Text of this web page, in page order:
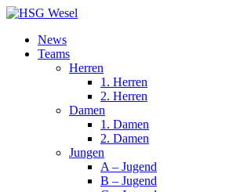
News
Teams
Herren
1. Herren
2. Herren
Damen
1. Damen
2. Damen
Jungen
A – Jugend
B – Jugend